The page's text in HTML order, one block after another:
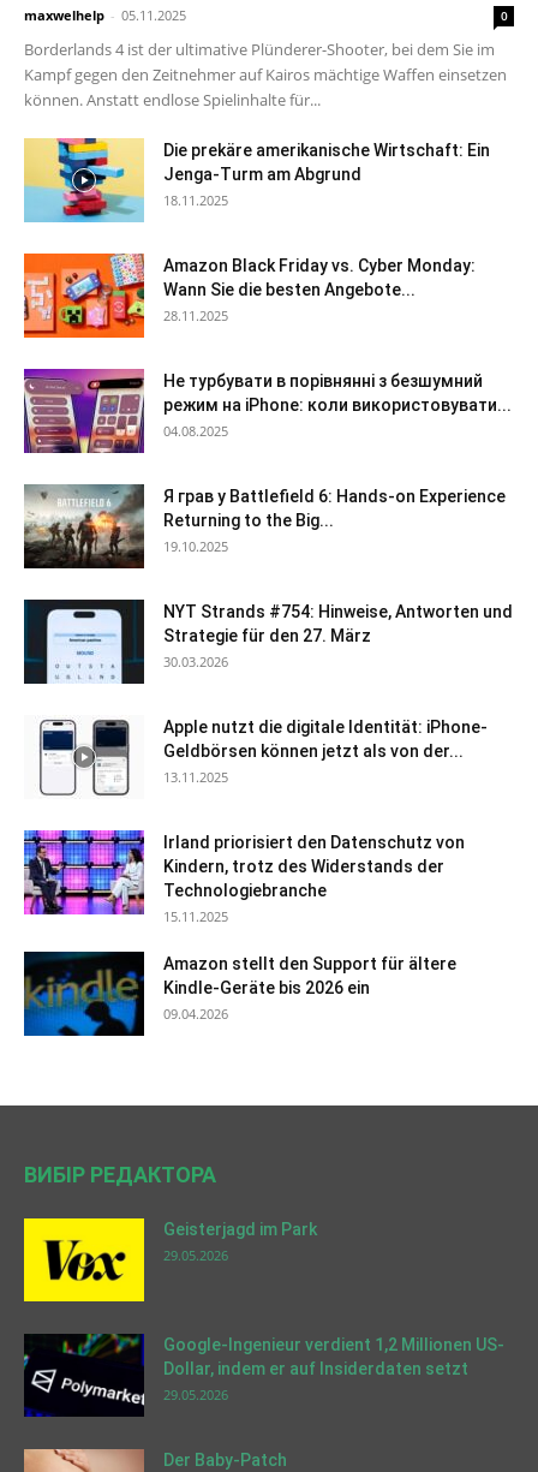
maxwelhelp - 05.11.2025 0
Borderlands 4 ist der ultimative Plünderer-Shooter, bei dem Sie im
Kampf gegen den Zeitnehmer auf Kairos mächtige Waffen einsetzen
können. Anstatt endlose Spielinhalte für...
Die prekäre amerikanische Wirtschaft: Ein
Jenga-Turm am Abgrund
18.11.2025
Amazon Black Friday vs. Cyber Monday:
Wann Sie die besten Angebote...
28.11.2025
Не турбувати в порівнянні з безшумний
режим на iPhone: коли використовувати...
04.08.2025
Я грав у Battlefield 6: Hands-on Experience
Returning to the Big...
19.10.2025
NYT Strands #754: Hinweise, Antworten und
Strategie für den 27. März
30.03.2026
Apple nutzt die digitale Identität: iPhone-
Geldbörsen können jetzt als von der...
13.11.2025
Irland priorisiert den Datenschutz von
Kindern, trotz des Widerstands der
Technologiebranche
15.11.2025
Amazon stellt den Support für ältere
Kindle-Geräte bis 2026 ein
09.04.2026
ВИБІР РЕДАКТОРА
Geisterjagd im Park
29.05.2026
Google-Ingenieur verdient 1,2 Millionen US-
Dollar, indem er auf Insiderdaten setzt
29.05.2026
Der Baby-Patch